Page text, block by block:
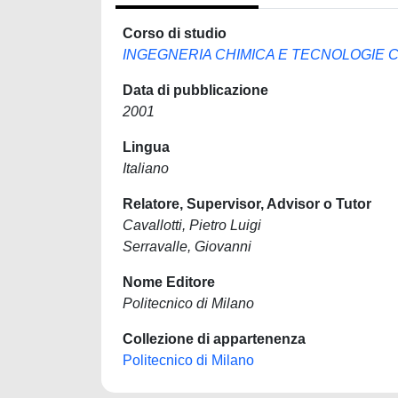
Corso di studio
INGEGNERIA CHIMICA E TECNOLOGIE
Data di pubblicazione
2001
Lingua
Italiano
Relatore, Supervisor, Advisor o Tutor
Cavallotti, Pietro Luigi
Serravalle, Giovanni
Nome Editore
Politecnico di Milano
Collezione di appartenenza
Politecnico di Milano